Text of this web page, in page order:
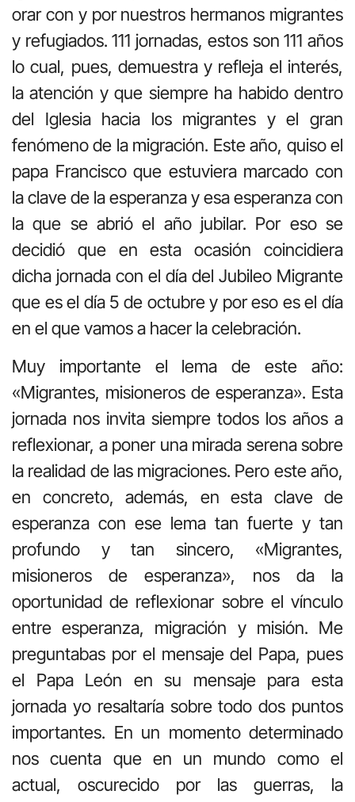
orar con y por nuestros hermanos migrantes
y refugiados. 111 jornadas, estos son 111 años
lo cual, pues, demuestra y refleja el interés,
la atención y que siempre ha habido dentro
del Iglesia hacia los migrantes y el gran
fenómeno de la migración. Este año, quiso el
papa Francisco que estuviera marcado con
la clave de la esperanza y esa esperanza con
la que se abrió el año jubilar. Por eso se
decidió que en esta ocasión coincidiera
dicha jornada con el día del Jubileo Migrante
que es el día 5 de octubre y por eso es el día
en el que vamos a hacer la celebración.
Muy importante el lema de este año:
«Migrantes, misioneros de esperanza». Esta
jornada nos invita siempre todos los años a
reflexionar, a poner una mirada serena sobre
la realidad de las migraciones. Pero este año,
en concreto, además, en esta clave de
esperanza con ese lema tan fuerte y tan
profundo y tan sincero, «Migrantes,
misioneros de esperanza», nos da la
oportunidad de reflexionar sobre el vínculo
entre esperanza, migración y misión. Me
preguntabas por el mensaje del Papa, pues
el Papa León en su mensaje para esta
jornada yo resaltaría sobre todo dos puntos
importantes. En un momento determinado
nos cuenta que en un mundo como el
actual, oscurecido por las guerras, la